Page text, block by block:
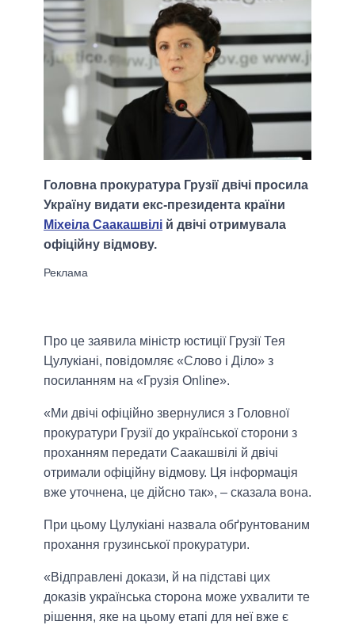
Головна прокуратура Грузії двічі просила
Україну видати екс-президента країни
Міхеіла Саакашвілі й двічі отримувала
офіційну відмову.
Про це заявила міністр юстиції Грузії Тея
Цулукіані, повідомляє «Слово і Діло» з
посиланням на «Грузія Online».
«Ми двічі офіційно звернулися з Головної
прокуратури Грузії до української сторони з
проханням передати Саакашвілі й двічі
отримали офіційну відмову. Ця інформація
вже уточнена, це дійсно так», – сказала вона.
При цьому Цулукіані назвала обґрунтованим
прохання грузинської прокуратури.
«Відправлені докази, й на підставі цих
доказів українська сторона може ухвалити те
рішення, яке на цьому етапі для неї вже є